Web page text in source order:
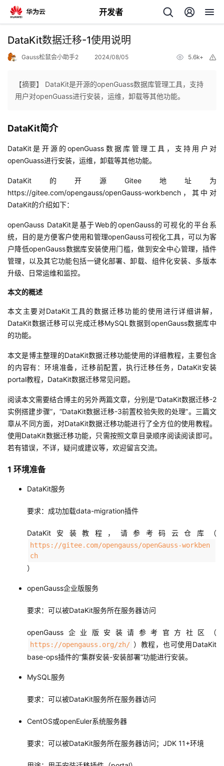
开发者
返
人
页
我
开
者
我
的
博
客
我
的
论
坛
我
的
圈
我
的
播
我
活
动
的
关
我
的
发
证
实
的
我
Programs
持
建
DataKit数据迁移-1使用说明
Gauss松鼠会小助手2 2024/08/05 5.6k+
【摘要】 DataKit是开源的openGuass数据库管理工具，支持
用户对openGuass进行安装，运维，卸载等其他功能。
DataKit简介
DataKit是开源的openGuass数据库管理工具，支持用户对
openGuass进行安装，运维，卸载等其他功能。
DataKit的开源Gitee地址为
https://gitee.com/opengauss/openGauss-workbench，其中对
DataKit的介绍如下：
openGauss DataKit是基于Web的openGauss的可视化的平台系
统，目的是方便客户使用和管理openGauss可视化工具，可以为客
户降低openGauss数据库安装使用门槛，做到安全中心管理，插件
管理，以及其它功能包括一键化部署、卸载、组件化安装、多版本
升级、日常运维和监控。
本文的概述
本文主要对DataKit工具的数据迁移功能的使用进行详细讲解，
DataKit数据迁移可以完成迁移MySQL数据到openGauss数据库中
的功能。
本文是博主整理的DataKit数据迁移功能使用的详细教程，主要包含
的内容有：环境准备，迁移前配置，执行迁移任务，DataKit安装
portal教程，DataKit数据迁移常见问题。
阅读本文需要结合博主的另外两篇文章，分别是“DataKit数据迁移-2
实例搭建步骤”，“DataKit数据迁移-3前置校验失败的处理”。三篇文
章从不同方面，对DataKit数据迁移功能进行了全方位的使用教程。
使用DataKit数据迁移功能，只需按照文章目录顺序阅读阅读即可。
若有错误，不详，疑问或建议等，欢迎留言交流。
1 环境准备
DataKit服务
要求：成功加载data-migration插件
DataKit安装教程，请参考码云仓库（
https://gitee.com/opengauss/openGauss-workben
ch
）
openGauss企业版服务
要求：可以被DataKit服务所在服务器访问
openGauss企业版安装请参考官方社区（
https://opengauss.org/zh/ ）教程，也可使用DataKit
base-ops插件的“集群安装-安装部署”功能进行安装。
MySQL服务
要求：可以被DataKit服务所在服务器访问
CentOS或openEuler系统服务器
要求：可以被DataKit服务所在服务器访问；JDK 11+环境